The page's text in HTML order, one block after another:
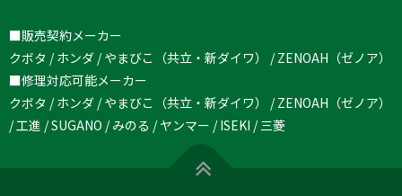
■販売契約メーカー
クボタ / ホンダ / やまびこ（共立・新ダイワ） / ZENOAH（ゼノア）
■修理対応可能メーカー
クボタ / ホンダ / やまびこ（共立・新ダイワ） / ZENOAH（ゼノア）
/ 工進 / SUGANO / みのる / ヤンマー / ISEKI / 三菱